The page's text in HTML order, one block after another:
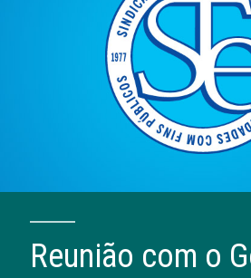
Reunião com o